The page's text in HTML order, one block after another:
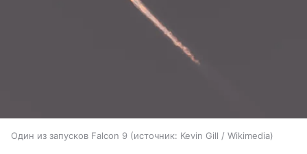
Один из запусков Falcon 9 источник: Kevin Gill / Wikimedia